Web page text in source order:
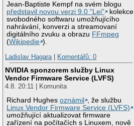
Jean-Baptiste Kempf na svém blogu
představil novou verzi 9.0 "Lei"
kolekce
svobodného softwaru umožňujícího
nahrávání, konverzi a streamovaní
digitálního zvuku a obrazu FFmpeg
(Wikipedie ).
Ladislav Hagara| Komentářů: 0
NVIDIA sponzorem služby Linux
Vendor Firmware Service (LVFS)
4.8. 20:11 | Komunita
Richard Hughesoznámil
, že službu
Linux Vendor Firmware Service (LVFS)
umožňující aktualizovat firmware
zařízení na počítačích s Linuxem, nově